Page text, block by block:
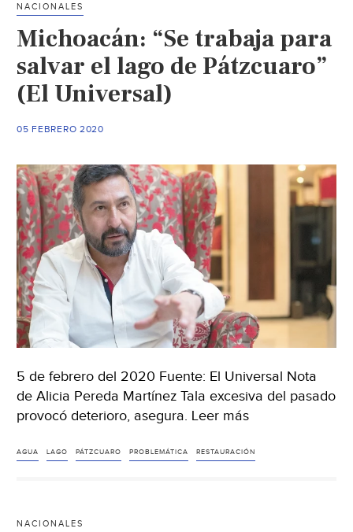
humedal
sur
Pátzcuaro,
que
una
parte
de
toda
el
agua
en
zona:
INIRENA
(90º
grados)
NACIONALES
Michoacán: “Se trabaja para
salvar el lago de Pátzcuaro”
(El Universal)
05 FEBRERO 2020
5 de febrero del 2020 Fuente: El Universal Nota
de Alicia Pereda Martínez Tala excesiva del pasado
provocó deterioro, asegura. Leer más
AGUA LAGO PÁTZCUARO PROBLEMÁTICA RESTAURACIÓN
NACIONALES